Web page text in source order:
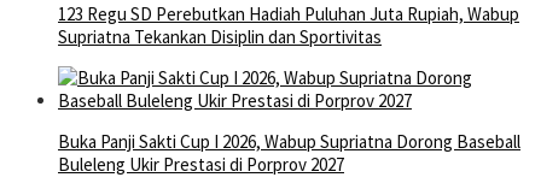
123 Regu SD Perebutkan Hadiah Puluhan Juta Rupiah, Wabup
Supriatna Tekankan Disiplin dan Sportivitas
Buka Panji Sakti Cup I 2026, Wabup Supriatna Dorong Baseball
Buleleng Ukir Prestasi di Porprov 2027